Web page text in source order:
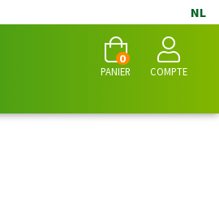
NL
PANIER
0
COMPTE